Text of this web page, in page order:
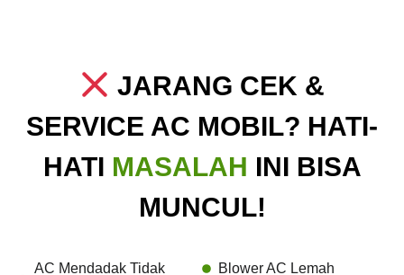
JARANG CEK &
SERVICE AC MOBIL? HATI-
HATI MASALAH INI BISA
MUNCUL!
AC Mendadak Tidak
Blower AC Lemah